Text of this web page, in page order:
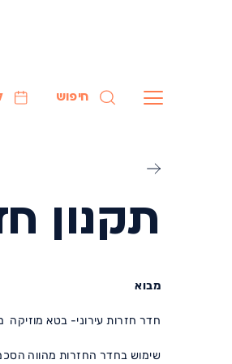
חיפוש
תקנון
תקנון
–
מבוא
חדר חזרות עירוני- בטא מוזיקה
שימוש בחדר החזרות מהווה